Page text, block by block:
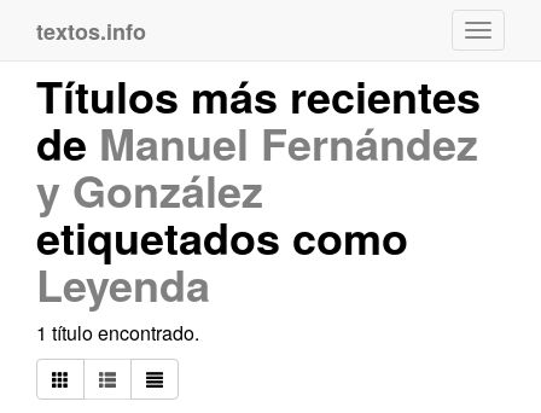
textos.info
Títulos más recientes
de Manuel Fernández
y González
etiquetados como
Leyenda
1 título encontrado.